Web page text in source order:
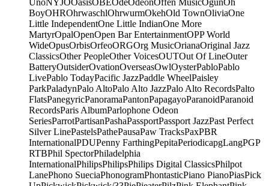
UnoNYJOOasisOBEOdeOdeonOffen MusicOgunOh
BoyOHROhrwaschlOhrwurmOkehOld TownOliviaOne
Little IndependentOne Little IndianOne More
MartyrOpalOpenOpen Bar EntertainmentOPP World
WideOpusOrbisOrfeoORGOrg MusicOrianaOriginal Jazz
ClassicsOther PeopleOther VoicesOUTOut Of LineOuter
BatteryOutsiderOvationOverseasOwlOysterPabloPablo
LivePablo TodayPacific JazzPaddle WheelPaisley
ParkPaladynPalo AltoPalo Alto JazzPalo Alto RecordsPalto
FlatsPanegyricPanoramaPantonPapagayoParanoidParanoid
RecordsParis AlbumParlophone Odeon
SeriesParrotPartisanPashaPassportPassport JazzPast Perfect
Silver LinePastelsPathePausaPaw TracksPaxPBR
InternationalPDUPenny FarthingPepitaPeriodicapgLangPGP
RTBPhil SpectorPhiladelphia
InternationalPhilipsPhilipsPhilips Digital ClassicsPhilpot
LanePhono SueciaPhonogramPhontasticPiano PianoPiasPick